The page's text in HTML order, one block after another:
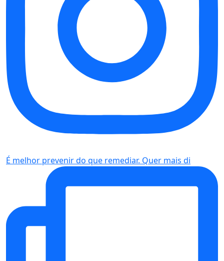
É melhor prevenir do que remediar. Quer mais di